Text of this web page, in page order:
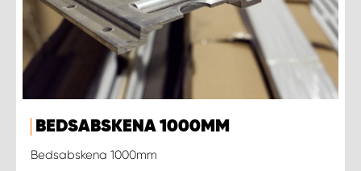
BEDSABSKENA 1000MM
Bedsabskena 1000mm